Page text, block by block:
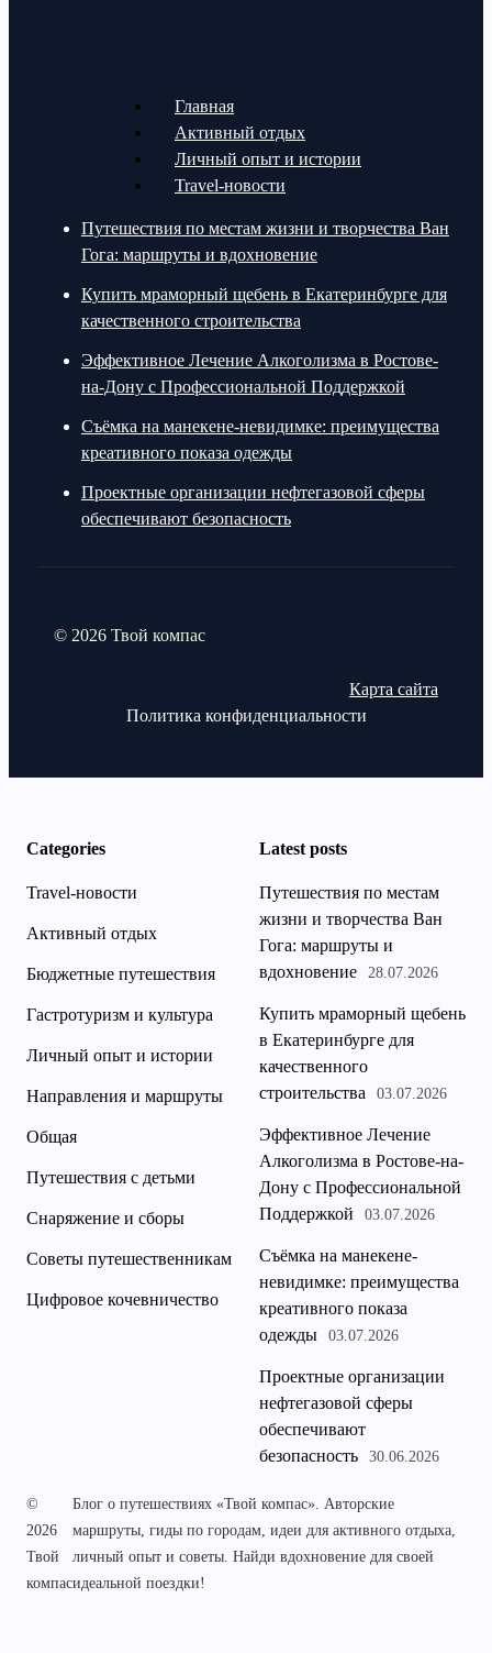
Главная
Активный отдых
Личный опыт и истории
Travel-новости
Путешествия по местам жизни и творчества Ван
Гога: маршруты и вдохновение
Купить мраморный щебень в Екатеринбурге для
качественного строительства
Эффективное Лечение Алкоголизма в Ростове-
на-Дону с Профессиональной Поддержкой
Съёмка на манекене-невидимке: преимущества
креативного показа одежды
Проектные организации нефтегазовой сферы
обеспечивают безопасность
© 2026 Твой компас
Карта сайта
Политика конфиденциальности
Categories
Travel-новости
Активный отдых
Бюджетные путешествия
Гастротуризм и культура
Личный опыт и истории
Направления и маршруты
Общая
Путешествия с детьми
Снаряжение и сборы
Советы путешественникам
Цифровое кочевничество
Latest posts
Путешествия по местам
жизни и творчества Ван
Гога: маршруты и
вдохновение
28.07.2026
Купить мраморный щебень
в Екатеринбурге для
качественного
строительства
03.07.2026
Эффективное Лечение
Алкоголизма в Ростове-на-
Дону с Профессиональной
Поддержкой
03.07.2026
Съёмка на манекене-
невидимке: преимущества
креативного показа
одежды
03.07.2026
Проектные организации
нефтегазовой сферы
обеспечивают
безопасность
30.06.2026
©
2026
Твой
компас
Блог о путешествиях «Твой компас». Авторские
маршруты, гиды по городам, идеи для активного отдыха,
личный опыт и советы. Найди вдохновение для своей
идеальной поездки!